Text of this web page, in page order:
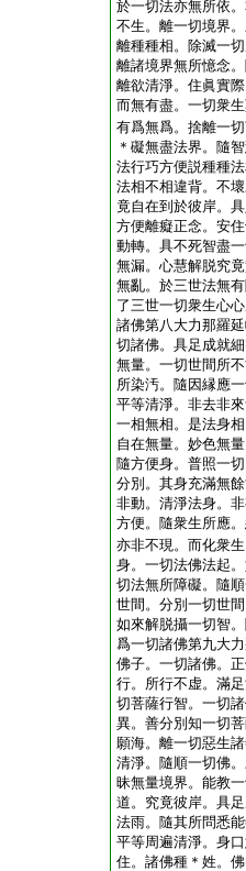
於一切法亦無所依
不生。離一切境界
離種種相。除滅一
離諸境界無所憶念
離欲清淨。住眞實
而無有盡。一切衆
有爲無爲。捨離一
＊礙無盡法界。隨
法行巧方便説種種
法相不相違背。不
竟自在到於彼岸。
方便離癡正念。安
動轉。具不死智盡
無漏。心慧解脱究
無亂。於三世法無
了三世一切衆生心
諸佛第八大力那羅
切諸佛。具足成就
無量。一切世間所
所染汚。隨因縁應
平等清淨。非去非
一相無相。是法身
自在無量。妙色無
隨方便身。普照一
分別。其身充滿無
非動。清淨法身。
方便。隨衆生所應
亦非不現。而化衆
身。一切法佛法起
切法無所障礙。隨
世間。分別一切世
如來解脱攝一切智
爲一切諸佛第九大
佛子。一切諸佛。
行。所行不虚。滿
切菩薩行智。一切
異。善分別知一切
願海。離一切惡生
清淨。隨順一切佛
昧無量境界。能教
道。究竟彼岸。具
法雨。隨其所問悉
平等周遍清淨。身
住。諸佛種＊姓。